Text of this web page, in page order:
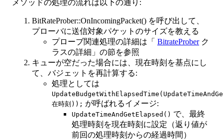
メソッドの処理の流れは以下の通り:
BitRateProber::OnIncomingPacket() を呼び出して、
プローバに送信対象パケットのサイズを教える
プローブ関連処理の詳細は「 BitrateProberク
ラスの詳細」の節を参照
キューが空だった場合には、現在時刻を基点にし
て、バジェットを再計算する:
処理としては
在時刻)); が呼ばれるイメージ:
UpdateTimeAndGetElapsed() で、最終
処理時刻を現在時刻に設定（返り値が
前回の処理時刻からの経過時間）